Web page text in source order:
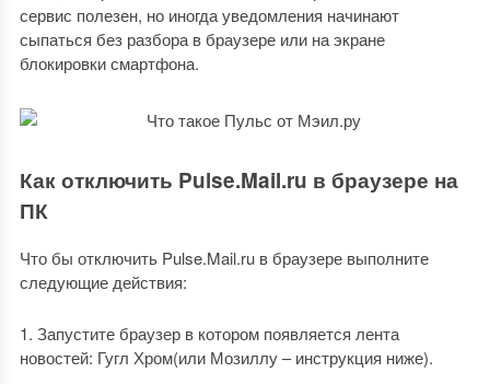
сервис полезен, но иногда уведомления начинают
сыпаться без разбора в браузере или на экране
блокировки смартфона.
Как отключить Pulse.Mail.ru в браузере на
ПК
Что бы отключить Pulse.Mail.ru в браузере выполните
следующие действия:
Запустите браузер в котором появляется лента
новостей: Гугл Хром(или Мозиллу – инструкция ниже).